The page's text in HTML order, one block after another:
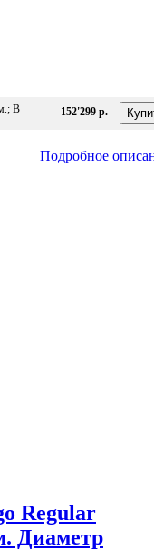
В
152'299 р.
Подробное
Regular
Диаметр